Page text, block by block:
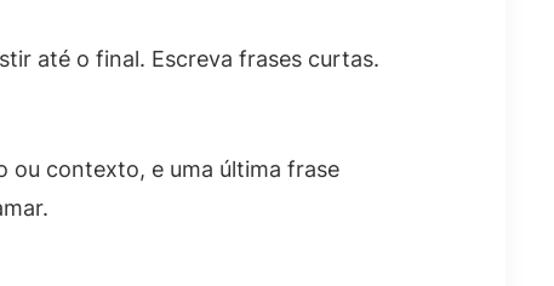
até o final. Escreva frases curtas.
ou contexto, e uma última frase